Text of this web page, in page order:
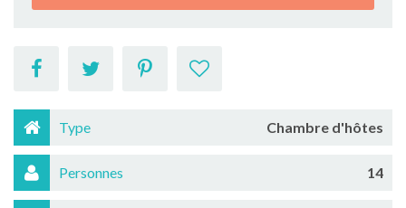
Type Chambre d'hôtes
Personnes 14